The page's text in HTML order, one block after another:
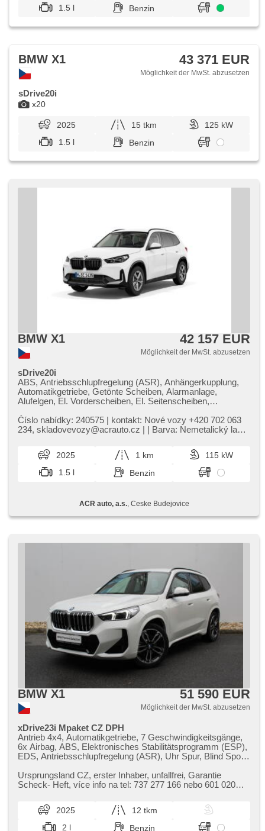
1.5 l
Benzin
x20
BMW X1 43 371 EUR
Möglichkeit der MwSt. abzusetzen
sDrive20i
2025 15 tkm
125 kW
1.5 l
Benzin
BMW X1 42 157 EUR
Möglichkeit der MwSt. abzusetzen
sDrive20i
ABS, Antriebsschlupfregelung (ASR), Anhängerkupplung,
Automatikgetriebe, Getönte Scheiben, Alarmanlage,
Alufelgen, El. Vorderscheiben, El. Seitenscheiben,
Sportsitze, Wegfahrsperre, Zentralverriegelung,
Elektronisches Stabilitätsprogramm (ESP), USB, El.
Reifendrucksensor, Parkassistent, AUX, Blind Spot
Anzeige, automatikparken, Vorderlichter LED, täglich
Leuchten, Start-Stop System, Fahrkamera, Bluetooth,
Speicherkarte, bezdrátová nabíječka mobilních telefonů,
odemykání, digitální příjem rádia (DAB), LED adaptivní
světlomety, automatické přepínání dálkových světel
Číslo nabídky: 240575 | kontakt: Nové vozy ​+420 702 063
234,​ skladovevozy@acrauto.cz | | Barva: Nemetalický lak
2025 1 km
115 kW
1.5 l
Benzin
ACR auto, a.s., Ceske Budejovice
BMW X1 51 590 EUR
Möglichkeit der MwSt. abzusetzen
xDrive23i Mpaket CZ DPH
Antrieb 4x4, Automatikgetriebe, 7 Geschwindigkeitsgänge,
6x Airbag, ABS, Elektronisches Stabilitätsprogramm (ESP),
EDS, Antriebsschlupfregelung (ASR), Uhr Spur, Blind Spot
Steifheitsregelung, 2-Zonen Klimaanlage, Klimaautomatik,
Adaptive Geschwindigkeitsregelung, LED adaptivní
světel, Alufelgen, erfüllt 'EURO VI', Navigation, head-up
display, parkovací senzory přední, Parkassistent,
Fahrkamera, automatikparken, bezklíčové startování,
Ursprungsland CZ,​ erster Inhaber,​ unfallfrei,​ Garantie
Scheck​- Heft,​ více info na tel: 737 277 166 nebo 601 020
2025
12 tkm
2 l
Benzin